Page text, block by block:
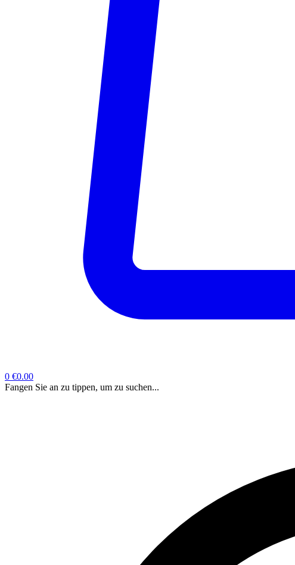
0 €0.00
Fangen Sie an zu tippen, um zu suchen...